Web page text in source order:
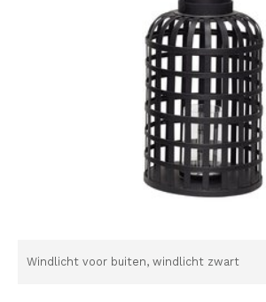
Windlicht voor buiten, windlicht zwart